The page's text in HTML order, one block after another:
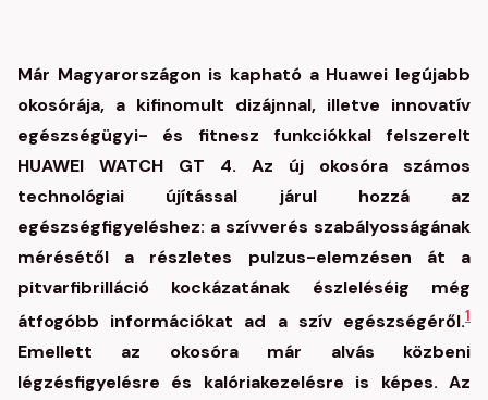
Már Magyarországon is kapható a Huawei legújabb
okosórája, a kifinomult dizájnnal, illetve innovatív
egészségügyi- és fitnesz funkciókkal felszerelt
HUAWEI WATCH GT 4. Az új okosóra számos
technológiai újítással járul hozzá az
egészségfigyeléshez: a szívverés szabályosságának
mérésétől a részletes pulzus-elemzésen át a
pitvarfibrilláció kockázatának észleléséig még
átfogóbb információkat ad a szív egészségéről.1
Emellett az okosóra már alvás közbeni
légzésfigyelésre és kalóriakezelésre is képes. Az